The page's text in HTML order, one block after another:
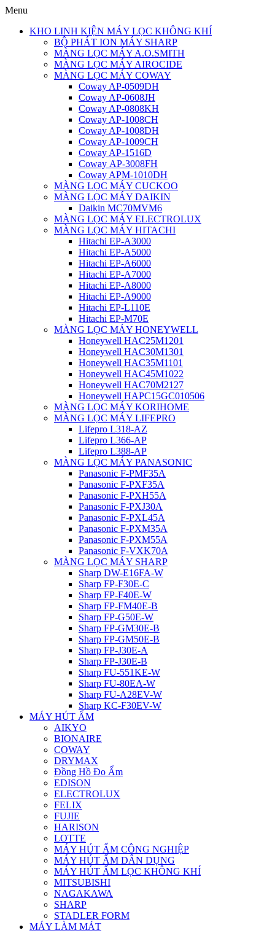
Menu
KHO LINH KIỆN MÁY LỌC KHÔNG KHÍ
BỘ PHÁT ION MÁY SHARP
MÀNG LỌC MÁY A.O.SMITH
MÀNG LỌC MÁY AIROCIDE
MÀNG LỌC MÁY COWAY
Coway AP-0509DH
Coway AP-0608JH
Coway AP-0808KH
Coway AP-1008CH
Coway AP-1008DH
Coway AP-1009CH
Coway AP-1516D
Coway AP-3008FH
Coway APM-1010DH
MÀNG LỌC MÁY CUCKOO
MÀNG LỌC MÁY DAIKIN
Daikin MC70MVM6
MÀNG LỌC MÁY ELECTROLUX
MÀNG LỌC MÁY HITACHI
Hitachi EP-A3000
Hitachi EP-A5000
Hitachi EP-A6000
Hitachi EP-A7000
Hitachi EP-A8000
Hitachi EP-A9000
Hitachi EP-L110E
Hitachi EP-M70E
MÀNG LỌC MÁY HONEYWELL
Honeywell HAC25M1201
Honeywell HAC30M1301
Honeywell HAC35M1101
Honeywell HAC45M1022
Honeywell HAC70M2127
Honeywell HAPC15GC010506
MÀNG LỌC MÁY KORIHOME
MÀNG LỌC MÁY LIFEPRO
Lifepro L318-AZ
Lifepro L366-AP
Lifepro L388-AP
MÀNG LỌC MÁY PANASONIC
Panasonic F-PMF35A
Panasonic F-PXF35A
Panasonic F-PXH55A
Panasonic F-PXJ30A
Panasonic F-PXL45A
Panasonic F-PXM35A
Panasonic F-PXM55A
Panasonic F-VXK70A
MÀNG LỌC MÁY SHARP
Sharp DW-E16FA-W
Sharp FP-F30E-C
Sharp FP-F40E-W
Sharp FP-FM40E-B
Sharp FP-G50E-W
Sharp FP-GM30E-B
Sharp FP-GM50E-B
Sharp FP-J30E-A
Sharp FP-J30E-B
Sharp FU-551KE-W
Sharp FU-80EA-W
Sharp FU-A28EV-W
Sharp KC-F30EV-W
MÁY HÚT ẨM
AIKYO
BIONAIRE
COWAY
DRYMAX
Đồng Hồ Đo Ẩm
EDISON
ELECTROLUX
FELIX
FUJIE
HARISON
LOTTE
MÁY HÚT ẨM CÔNG NGHIỆP
MÁY HÚT ẨM DÂN DỤNG
MÁY HÚT ẨM LỌC KHÔNG KHÍ
MITSUBISHI
NAGAKAWA
SHARP
STADLER FORM
MÁY LÀM MÁT